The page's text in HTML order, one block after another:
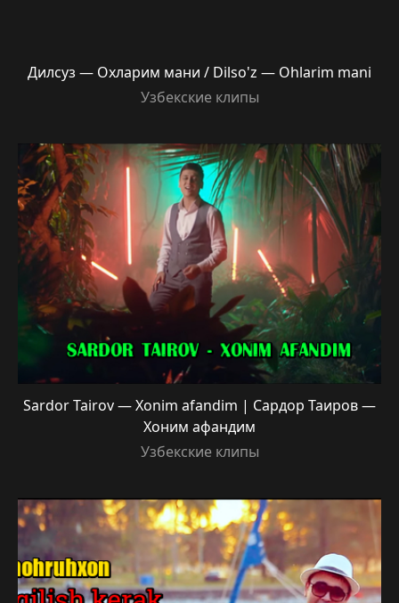
Дилсуз — Охларим мани / Dilso'z — Ohlarim mani
Узбекские клипы
Sardor Tairov — Xonim afandim | Сардор Таиров —
Хоним афандим
Узбекские клипы